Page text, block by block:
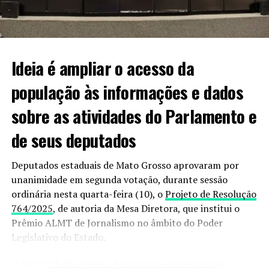
professora da cidade, não tem inimizades, então,
estamos achando tudo isso bem estranho. Estamos
mobilizados em busca de informações sobre o paradeiro
Informações podem ser passadas à polícia pelo 190
ou 187.
VEJA VIDEO DO MOMENTO;
Ideia é ampliar o acesso da
população às informações e dados
sobre as atividades do Parlamento e
de seus deputados
Deputados estaduais de Mato Grosso aprovaram por
unanimidade em segunda votação, durante sessão
ordinária nesta quarta-feira (10), oProjeto de Resolução
764/2025, de autoria da Mesa Diretora, que institui o
Prêmio ALMT de Jornalismo no âmbito do Poder
Legislativo do Estado.